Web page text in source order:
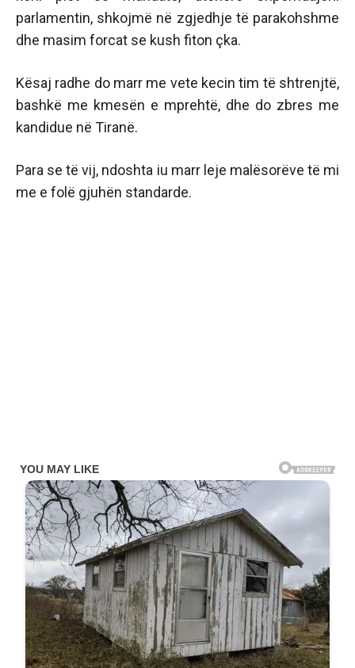
parlamentin, shkojmë në zgjedhje të parakohshme
dhe masim forcat se kush fiton çka.
Kësaj radhe do marr me vete kecin tim të shtrenjtë,
bashkë me kmesën e mprehtë, dhe do zbres me
kandidue në Tiranë.
Para se të vij, ndoshta iu marr leje malësorëve të mi
me e folë gjuhën standarde.